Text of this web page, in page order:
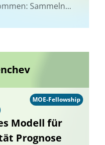
Sammeln...
Modell für
Prognose
MOE-Fellowship